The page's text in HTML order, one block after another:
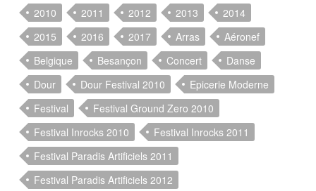
2010 2011 2012 2013
2014
2015
2016 2017 Arras
Aéronef
Belgique
Besançon Concert
Danse
Dour
Dour Festival 2010
Epicerie Moderne
Festival
Festival Ground Zero 2010
Festival Inrocks 2010
Festival Inrocks 2011
Festival Paradis Artificiels 2011
Festival Paradis Artificiels 2012